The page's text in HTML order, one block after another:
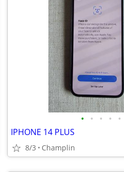
• • • • •
IPHONE 14 PLUS
8/3 Champlin